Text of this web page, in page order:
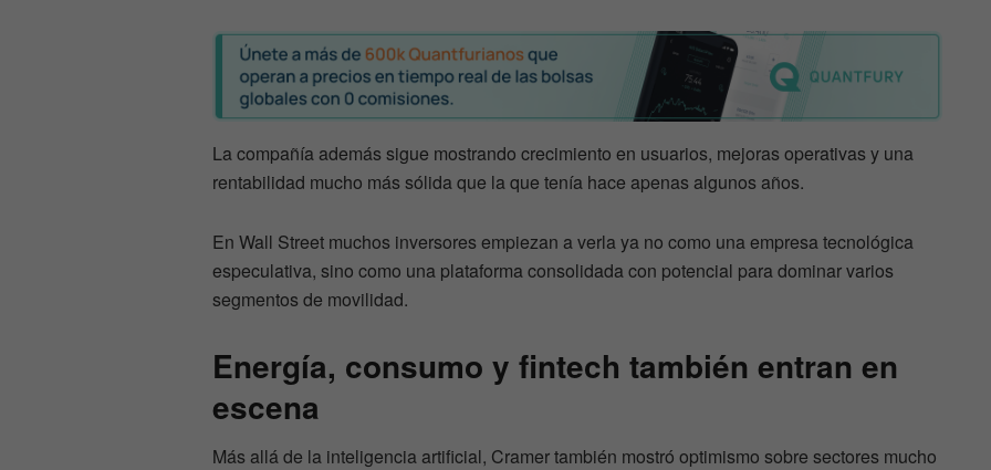
La compañía además sigue mostrando crecimiento en usuarios, mejoras operativas y una
rentabilidad mucho más sólida que la que tenía hace apenas algunos años.
En Wall Street muchos inversores empiezan a verla ya no como una empresa tecnológica
especulativa, sino como una plataforma consolidada con potencial para dominar varios
segmentos de movilidad.
Energía, consumo y fintech también entran en
escena
Más allá de la inteligencia artificial, Cramer también mostró optimismo sobre sectores mucho